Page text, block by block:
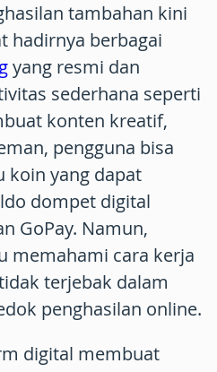
tambahan kini
hadirnya berbagai
yang resmi dan
sederhana seperti
konten kreatif,
pengguna bisa
koin yang dapat
dompet digital
GoPay. Namun,
memahami cara kerja
terjebak dalam
penghasilan online.
digital membuat